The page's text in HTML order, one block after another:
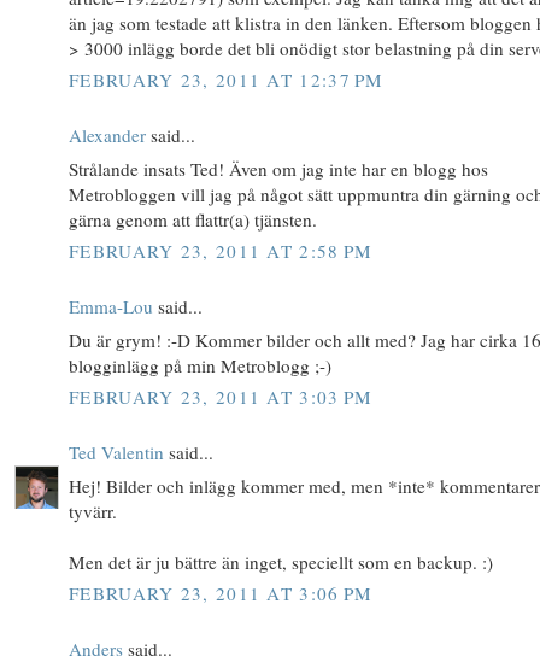
än jag som testade att klistra in den länken. Eftersom bloggen
> 3000 inlägg borde det bli onödigt stor belastning på din
FEBRUARY 23, 2011 AT 12:37 PM
Alexander said...
Strålande insats Ted! Även om jag inte har en blogg hos
Metrobloggen vill jag på något sätt uppmuntra din gärning
gärna genom att flattr(a) tjänsten.
FEBRUARY 23, 2011 AT 2:58 PM
Emma-Lou said...
Du är grym! :-D Kommer bilder och allt med? Jag har cirka
blogginlägg på min Metroblogg ;-)
FEBRUARY 23, 2011 AT 3:03 PM
Ted Valentin said...
Hej! Bilder och inlägg kommer med, men *inte*
tyvärr.
Men det är ju bättre än inget, speciellt som en backup. :)
FEBRUARY 23, 2011 AT 3:06 PM
Anders said...